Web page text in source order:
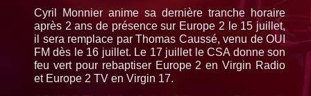
Cyril Monnier anime sa dernière tranche horaire
après 2 ans de présence sur Europe 2 le 15 juillet,
il sera remplace par Thomas Caussé, venu de OUI
FM dès le 16 juillet. Le 17 juillet le CSA donne son
feu vert pour rebaptiser Europe 2 en Virgin Radio
et Europe 2 TV en Virgin 17.